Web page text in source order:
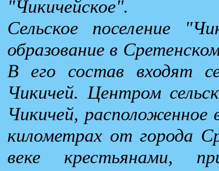
"Чикичейское".
Сельское поселение
образование в
В его состав входят
Чикичей. Центром
Чикичей, расположенное
километрах от города
веке крестьянами,